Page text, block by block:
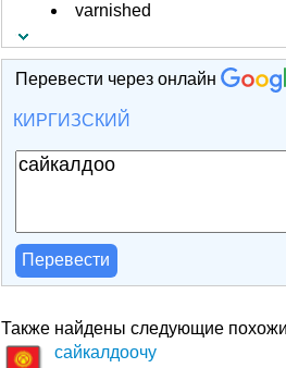
varnished
Перевести через онлайн
КИРГИЗСКИЙ
Перевести
Также найдены следующие
сайкалдоочу